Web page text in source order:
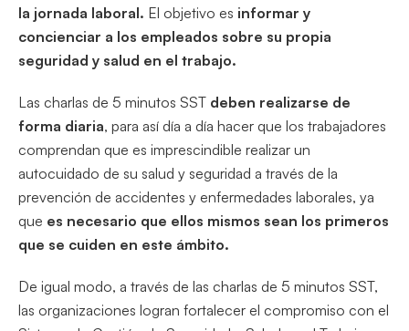
la jornada laboral. El objetivo es informar y
concienciar a los empleados sobre su propia
seguridad y salud en el trabajo.
Las charlas de 5 minutos SST deben realizarse de
forma diaria, para así día a día hacer que los trabajadores
comprendan que es imprescindible realizar un
autocuidado de su salud y seguridad a través de la
prevención de accidentes y enfermedades laborales, ya
que es necesario que ellos mismos sean los primeros
que se cuiden en este ámbito.
De igual modo, a través de las charlas de 5 minutos SST,
las organizaciones logran fortalecer el compromiso con el